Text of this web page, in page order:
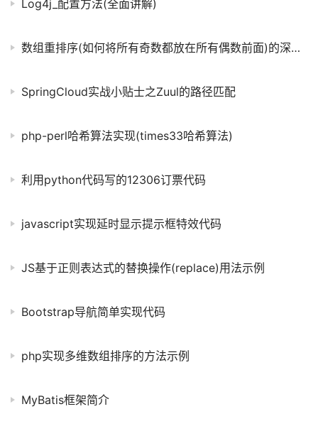
Log4j_配置方法(全面讲解)
数组重排序(如何将所有奇数都放在所有偶数前面)的深入分析
SpringCloud实战小贴士之Zuul的路径匹配
php-perl哈希算法实现(times33哈希算法)
利用python代码写的12306订票代码
javascript实现延时显示提示框特效代码
JS基于正则表达式的替换操作(replace)用法示例
Bootstrap导航简单实现代码
php实现多维数组排序的方法示例
MyBatis框架简介